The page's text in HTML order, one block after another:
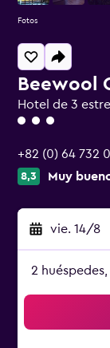
Beewool
Hotel de 3
Categoría 3
+82 (0) 64 732
8,3 Muy
vie. 14/8
2
Fotos